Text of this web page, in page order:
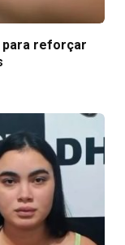
para reforçar